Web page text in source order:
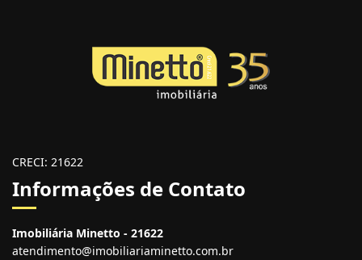
CRECI: 21622
Informações de Contato
Imobiliária Minetto - 21622
atendimento@imobiliariaminetto.com.br